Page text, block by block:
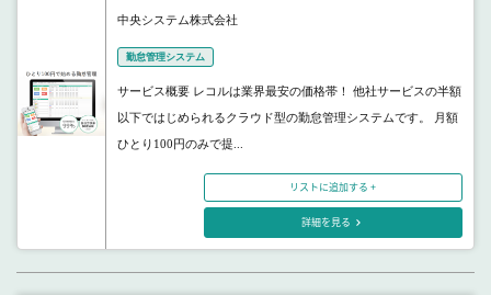
中央システム株式会社
勤怠管理システム
サービス概要 レコルは業界最安の価格帯！ 他社サービスの半額
以下ではじめられるクラウド型の勤怠管理システムです。 月額
ひとり100円のみで提...
リストに追加する +
詳細を見る